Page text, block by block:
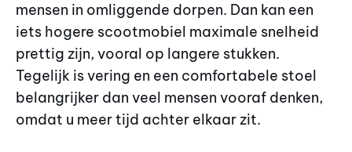
mensen in omliggende dorpen. Dan kan een
iets hogere scootmobiel maximale snelheid
prettig zijn, vooral op langere stukken.
Tegelijk is vering en een comfortabele stoel
belangrijker dan veel mensen vooraf denken,
omdat u meer tijd achter elkaar zit.